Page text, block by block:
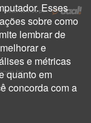
Esses
sobre como
lembrar de
e
e métricas
quanto em
concorda com a